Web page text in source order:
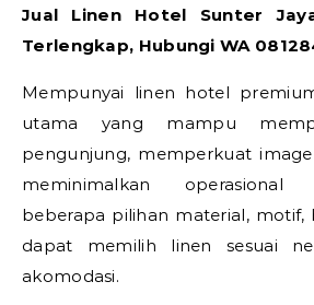
Jual Linen Hotel Sunter
Terlengkap, Hubungi WA
Mempunyai linen hotel
utama yang mampu
pengunjung, memperkuat
meminimalkan
beberapa pilihan material, motif,
dapat memilih linen sesuai
akomodasi.